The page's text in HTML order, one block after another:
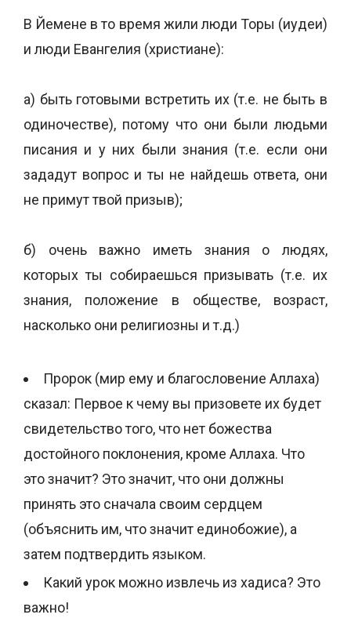
В Йемене в то время жили люди Торы (иудеи)
и люди Евангелия (христиане):
а) быть готовыми встретить их (т.е. не быть в
одиночестве), потому что они были людьми
писания и у них были знания (т.е. если они
зададут вопрос и ты не найдешь ответа, они
не примут твой призыв);
б) очень важно иметь знания о людях,
которых ты собираешься призывать (т.е. их
знания, положение в обществе, возраст,
насколько они религиозны и т.д.)
Пророк (мир ему и благословение Аллаха)
сказал: Первое к чему вы призовете их будет
свидетельство того, что нет божества
достойного поклонения, кроме Аллаха. Что
это значит? Это значит, что они должны
принять это сначала своим сердцем
(объяснить им, что значит единобожие), а
затем подтвердить языком.
Какий урок можно извлечь из хадиса? Это
важно!